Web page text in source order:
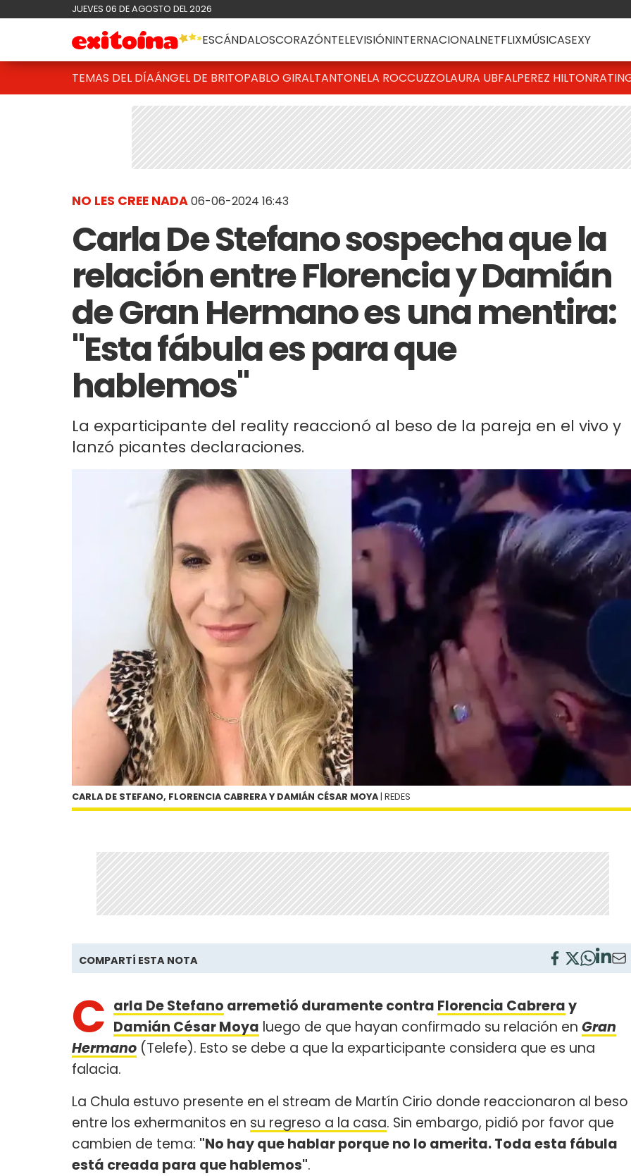
JUEVES 06 DE AGOSTO DEL 2026
ESCÁNDALOSCORAZÓNTELEVISIÓNINTERNACIONALNETFLIXMÚSICASEXY
TEMAS DEL DÍAÁNGEL DE BRITOPABLO GIRALTANTONELA ROCCUZZOLAURA UBFALPEREZ HILTON
NO LES CREE NADA06-06-2024 16:43
Carla De Stefano sospecha que la
relación entre Florencia y Damián
de Gran Hermano es una mentira:
"Esta fábula es para que
hablemos"
La exparticipante del reality reaccionó al beso de la pareja en el vivo y
lanzó picantes declaraciones.
CARLA DE STEFANO, FLORENCIA CABRERA Y DAMIÁN CÉSAR MOYA | REDES
COMPARTÍ ESTA NOTA
C arla De Stefano arremetió duramente contra Florencia Cabreray
Damián César Moya luego de que hayan confirmado su relación en Gran
Hermano (Telefe). Esto se debe a que la exparticipante considera que es una
falacia.
La Chula estuvo presente en el stream de Martín Cirio donde reaccionaron al beso
entre los exhermanitos en su regreso a la casa. Sin embargo, pidió por favor que
cambien de tema: "No hay que hablar porque no lo amerita. Toda esta fábula
está creada para que hablemos".